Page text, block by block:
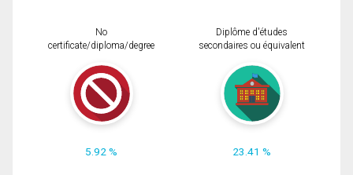
No
certificate/diploma/degree
5.92 %
Diplôme d'études
secondaires ou équivalent
23.41 %